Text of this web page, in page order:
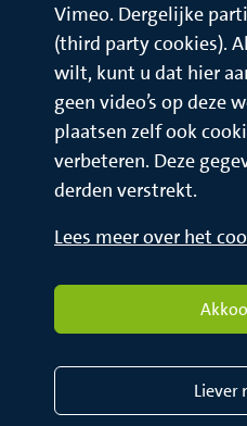
Vimeo. Dergelijke
(third party cookies).
wilt, kunt u dat hier
geen video’s op deze
plaatsen zelf ook
verbeteren. Deze
derden verstrekt.
Lees meer over het
Liever